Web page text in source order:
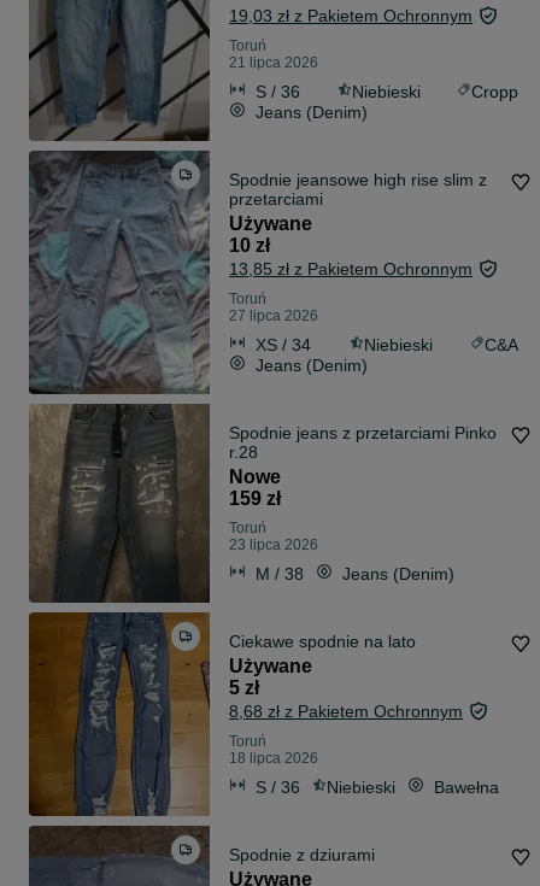
19,03 zł z Pakietem Ochronnym
Toruń
21 lipca 2026
S / 36 Niebieski
Cropp
Jeans (Denim)
Spodnie jeansowe high rise slim z
przetarciami
Używane
10 zł
13,85 zł z Pakietem Ochronnym
Toruń
27 lipca 2026
XS / 34 Niebieski
C&A
Jeans (Denim)
Spodnie jeans z przetarciami Pinko
r.28
Nowe
159 zł
Toruń
23 lipca 2026
M / 38 Jeans (Denim)
Ciekawe spodnie na lato
Używane
5 zł
8,68 zł z Pakietem Ochronnym
Toruń
18 lipca 2026
S / 36 Niebieski Bawełna
Spodnie z dziurami
Używane